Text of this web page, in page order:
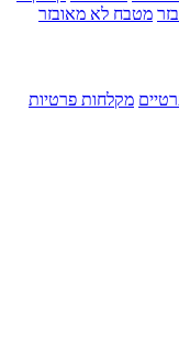
מטבח לא מאובזר
מקלחות פרטיות